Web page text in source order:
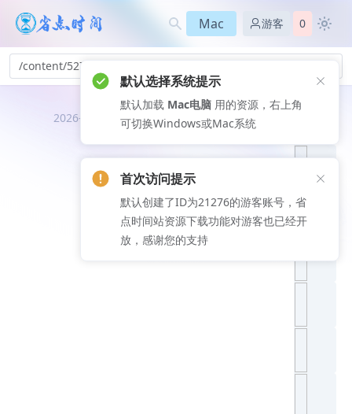
Mac 游客 0
/content/527
2026-08-09
推荐文
默认选择系统提示
默认加载 Mac电脑 用的资源，右上角
可切换Windows或Mac系统
首次访问提示
默认创建了ID为21276的游客账号，省
点时间站资源下载功能对游客也已经开
放，感谢您的支持